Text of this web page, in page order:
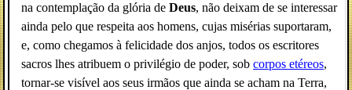
na contemplação da glória de Deus, não deixam de se interessar
ainda pelo que respeita aos homens, cujas misérias suportaram,
e, como chegamos à felicidade dos anjos, todos os escritores
sacros lhes atribuem o privilégio de poder, sob corpos etéreos,
tornar-se visível aos seus irmãos que ainda se acham na Terra,